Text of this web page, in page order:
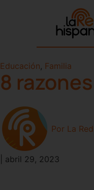
Educación, Familia
8
Por La
abril 29, 2023